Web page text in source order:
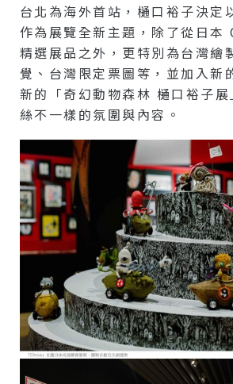
台北為海外首站，樋口裕子決定
作為展覽全新主題，除了從日本
精選展品之外，更特別為台灣繪
覺、台灣限定票圖等，並加入新
新的「奇幻動物森林 樋口裕子
絲不一樣的氛圍與內容。